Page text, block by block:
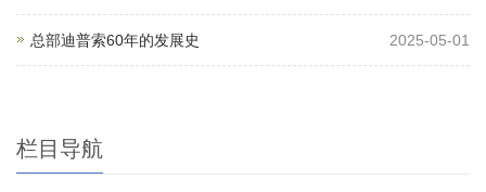
总部迪普索60年的发展史 2025-05-01
栏目导航